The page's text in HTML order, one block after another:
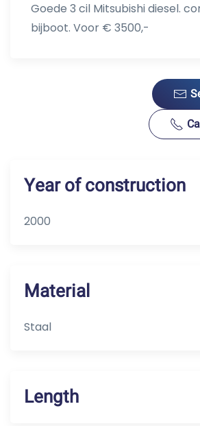
Goede 3 cil Mitsubishi diesel.
bijboot. Voor € 3500,-
Year of construction
2000
Material
Staal
Length